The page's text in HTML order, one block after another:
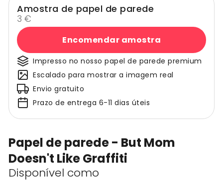
Papel de parede - But Mom
Doesn't Like Graffiti
Disponível como
Amostra de papel de parede
3 €
Encomendar amostra
Impresso no nosso papel de parede premium
Escalado para mostrar a imagem real
Envio gratuito
Prazo de entrega 6-11 dias úteis